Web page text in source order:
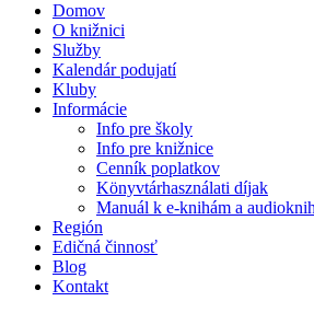
Domov
O knižnici
Služby
Kalendár podujatí
Kluby
Informácie
Info pre školy
Info pre knižnice
Cenník poplatkov
Könyvtárhasználati díjak
Manuál k e-knihám a
Región
Edičná činnosť
Blog
Kontakt